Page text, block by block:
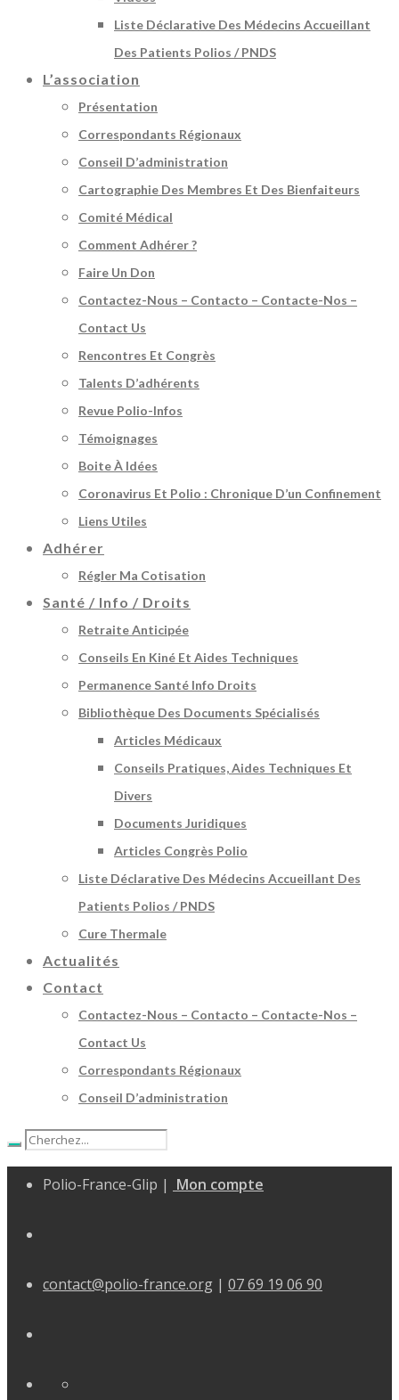
Liste Déclarative Des Médecins Accueillant
Des Patients Polios / PNDS
L’association
Présentation
Correspondants Régionaux
Conseil D’administration
Cartographie Des Membres Et Des Bienfaiteurs
Comité Médical
Comment Adhérer ?
Faire Un Don
Contactez-Nous – Contacto – Contacte-Nos –
Contact Us
Rencontres Et Congrès
Talents D’adhérents
Revue Polio-Infos
Témoignages
Boite À Idées
Coronavirus Et Polio : Chronique D’un Confinement
Liens Utiles
Adhérer
Régler Ma Cotisation
Santé / Info / Droits
Retraite Anticipée
Conseils En Kiné Et Aides Techniques
Permanence Santé Info Droits
Bibliothèque Des Documents Spécialisés
Articles Médicaux
Conseils Pratiques, Aides Techniques Et
Divers
Documents Juridiques
Articles Congrès Polio
Liste Déclarative Des Médecins Accueillant Des
Patients Polios / PNDS
Cure Thermale
Actualités
Contact
Contactez-Nous – Contacto – Contacte-Nos –
Contact Us
Correspondants Régionaux
Conseil D’administration
Polio-France-Glip | Mon compte
contact@polio-france.org | 07 69 19 06 90